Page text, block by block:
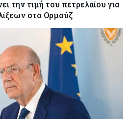
την τιμή του πετρελαίου για
στο Ορμούζ